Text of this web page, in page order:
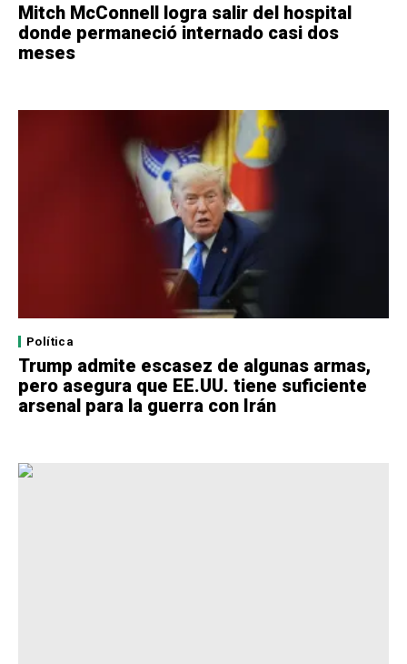
Mitch McConnell logra salir del hospital
donde permaneció internado casi dos
meses
Política
Trump admite escasez de algunas armas,
pero asegura que EE.UU. tiene suficiente
arsenal para la guerra con Irán